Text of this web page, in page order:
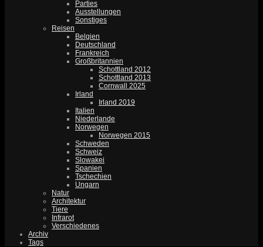
Parties
Ausstellungen
Sonstiges
Reisen
Belgien
Deutschland
Frankreich
Großbritannien
Schottland 2012
Schottland 2013
Cornwall 2025
Irland
Irland 2019
Italien
Niederlande
Norwegen
Norwegen 2015
Schweden
Schweiz
Slowakei
Spanien
Tschechien
Ungarn
Natur
Architektur
Tiere
Infrarot
Verschiedenes
Archiv
Tags